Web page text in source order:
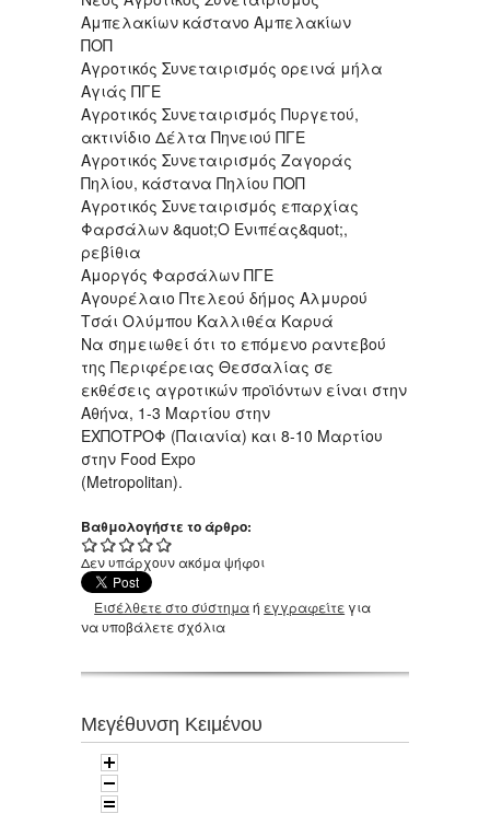
Αμπελακίων κάστανο Αμπελακίων
ΠΟΠ
Αγροτικός Συνεταιρισμός ορεινά μήλα
Αγιάς ΠΓΕ
Αγροτικός Συνεταιρισμός Πυργετού,
ακτινίδιο Δέλτα Πηνειού ΠΓΕ
Αγροτικός Συνεταιρισμός Ζαγοράς
Πηλίου, κάστανα Πηλίου ΠΟΠ
Αγροτικός Συνεταιρισμός επαρχίας
Φαρσάλων &quot;Ο Ενιπέας&quot;,
ρεβίθια
Αμοργός Φαρσάλων ΠΓΕ
Αγουρέλαιο Πτελεού δήμος Αλμυρού
Τσάι Ολύμπου Καλλιθέα Καρυά
Να σημειωθεί ότι το επόμενο ραντεβού
της Περιφέρειας Θεσσαλίας σε
εκθέσεις αγροτικών προϊόντων είναι στην
Αθήνα, 1-3 Μαρτίου στην
EΧΠΟΤΡΟΦ (Παιανία) και 8-10 Μαρτίου
στην Food Expo
(Metropolitan).
Βαθμολογήστε το άρθρο:
Δεν υπάρχουν ακόμα ψήφοι
Εισέλθετε στο σύστημαή εγγραφείτε για
να υποβάλετε σχόλια
Μεγέθυνση Κειμένου